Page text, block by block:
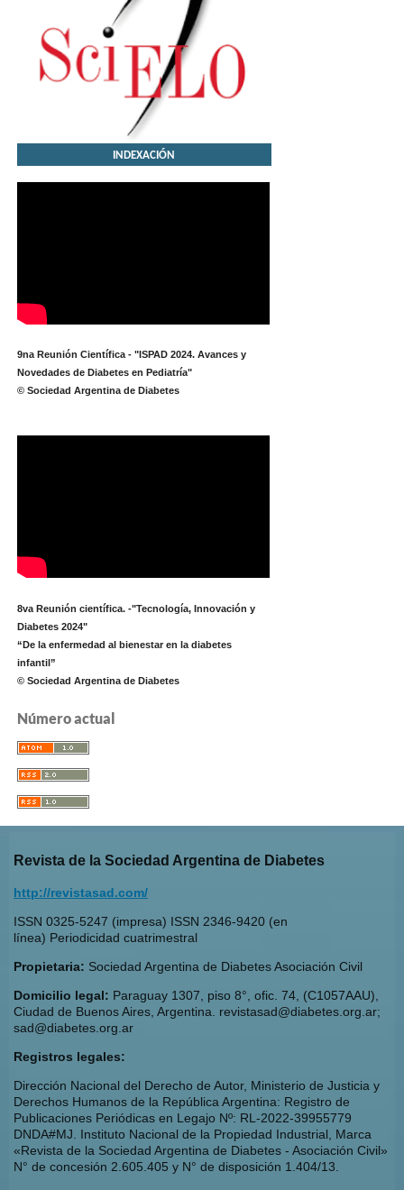
INDEXACIÓN
9na Reunión Científica - "ISPAD 2024. Avances y
Novedades de Diabetes en Pediatría"
© Sociedad Argentina de Diabetes
8va Reunión científica. -"Tecnología, Innovación y
Diabetes 2024"
“De la enfermedad al bienestar en la diabetes
infantil”
© Sociedad Argentina de Diabetes
Número actual
Revista de la Sociedad Argentina de Diabetes
http://revistasad.com/
ISSN 0325-5247 (impresa) ISSN 2346-9420 (en
línea) Periodicidad cuatrimestral
Propietaria: Sociedad Argentina de Diabetes Asociación Civil
Domicilio legal: Paraguay 1307, piso 8°, ofic. 74, (C1057AAU),
Ciudad de Buenos Aires, Argentina. revistasad@diabetes.org.ar;
sad@diabetes.org.ar
Registros legales:
Dirección Nacional del Derecho de Autor, Ministerio de Justicia y
Derechos Humanos de la República Argentina: Registro de
Publicaciones Periódicas en Legajo Nº: RL-2022-39955779
DNDA#MJ. Instituto Nacional de la Propiedad Industrial, Marca
«Revista de la Sociedad Argentina de Diabetes - Asociación Civil»
N° de concesión 2.605.405 y N° de disposición 1.404/13.